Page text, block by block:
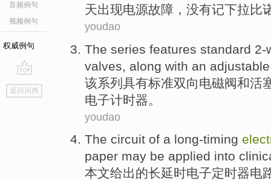
音频例句
视频例句
权威例句
go
top
返回词典
天出现电源故障，没有记下拉比
youdao
The series features standard 2-
valves, along with an adjustable
该系列 具有标准双向电磁阀和活
电子计时器。
youdao
The circuit of a long-timing
paper may be applied into
本文给出的长延时电子定时器电